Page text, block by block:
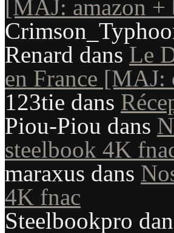
[MAJ: amazon +
Renard dans Le
en France
123tie dans
Piou-Piou dans
steelbook 4K
maraxus dans
4K fnac
Steelbookpro